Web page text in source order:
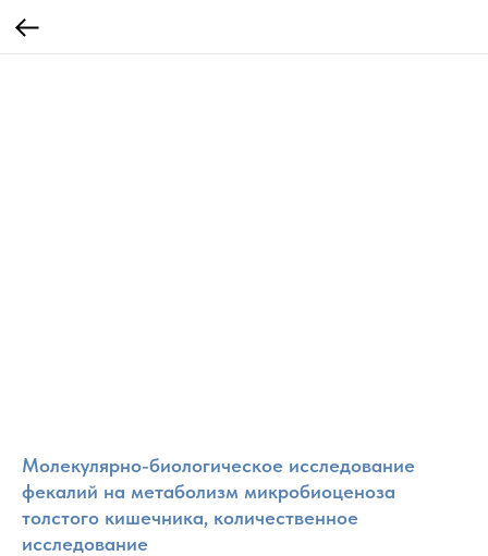
Молекулярно-биологическое исследование
фекалий на метаболизм микробиоценоза
толстого кишечника, количественное
исследование